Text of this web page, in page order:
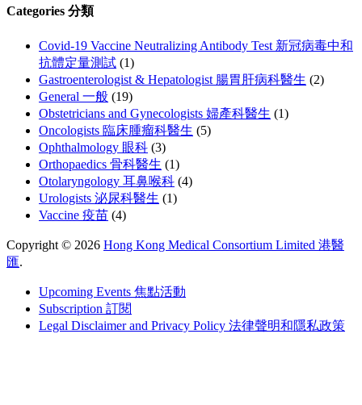
Categories 分類
Covid-19 Vaccine Neutralizing Antibody Test 新冠病毒中和
抗體定量測試 (1)
Gastroenterologist & Hepatologist 腸胃肝病科醫生 (2)
General 一般 (19)
Obstetricians and Gynecologists 婦產科醫生 (1)
Oncologists 臨床腫瘤科醫生 (5)
Ophthalmology 眼科 (3)
Orthopaedics 骨科醫生 (1)
Otolaryngology 耳鼻喉科 (4)
Urologists 泌尿科醫生 (1)
Vaccine 疫苗 (4)
Copyright © 2026 Hong Kong Medical Consortium Limited 港醫
匯.
Upcoming Events 焦點活動
Subscription 訂閱
Legal Disclaimer and Privacy Policy 法律聲明和隱私政策